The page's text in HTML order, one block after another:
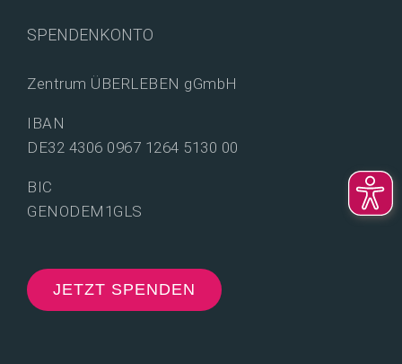
SPENDENKONTO
Zentrum ÜBERLEBEN gGmbH
IBAN
DE32 4306 0967 1264 5130 00
BIC
GENODEM1GLS
JETZT SPENDEN